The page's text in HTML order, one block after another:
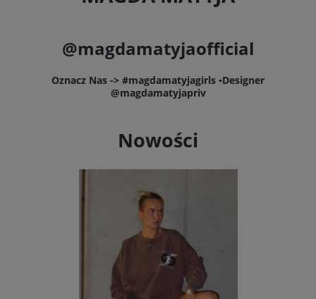
@magdamatyjaofficial
Oznacz Nas -> #magdamatyjagirls ▪️Designer
@magdamatyjapriv
Nowości